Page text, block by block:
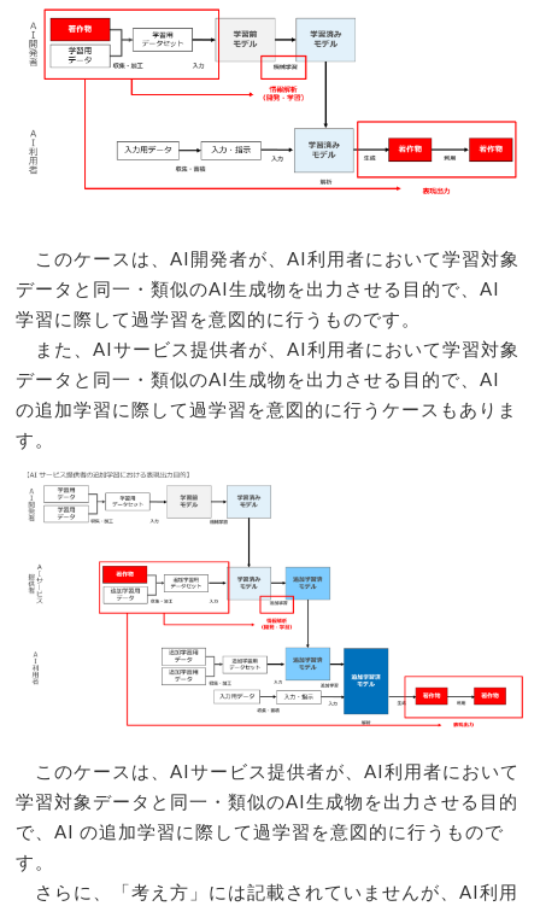
このケースは、AI開発者が、AI利用者において学習対象
データと同一・類似のAI生成物を出力させる目的で、AI
学習に際して過学習を意図的に行うものです。
また、AIサービス提供者が、AI利用者において学習対象
データと同一・類似のAI生成物を出力させる目的で、AI
の追加学習に際して過学習を意図的に行うケースもありま
す。
このケースは、AIサービス提供者が、AI利用者において
学習対象データと同一・類似のAI生成物を出力させる目的
で、AI の追加学習に際して過学習を意図的に行うもので
す。
さらに、「考え方」には記載されていませんが、AI利用